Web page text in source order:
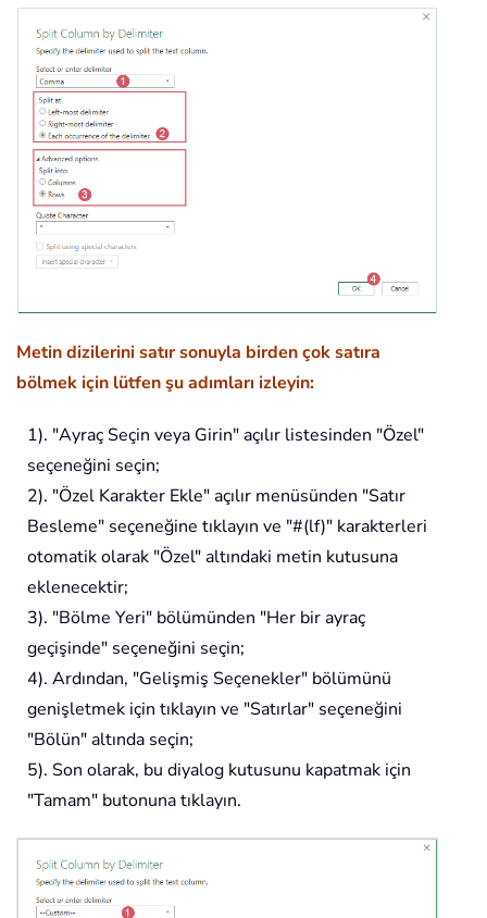
Metin dizilerini satır sonuyla birden çok satıra
bölmek için lütfen şu adımları izleyin:
1). "Ayraç Seçin veya Girin" açılır listesinden "Özel"
seçeneğini seçin;
2). "Özel Karakter Ekle" açılır menüsünden "Satır
Besleme" seçeneğine tıklayın ve "#(lf)" karakterleri
otomatik olarak "Özel" altındaki metin kutusuna
eklenecektir;
3). "Bölme Yeri" bölümünden "Her bir ayraç
geçişinde" seçeneğini seçin;
4). Ardından, "Gelişmiş Seçenekler" bölümünü
genişletmek için tıklayın ve "Satırlar" seçeneğini
"Bölün" altında seçin;
5). Son olarak, bu diyalog kutusunu kapatmak için
"Tamam" butonuna tıklayın.